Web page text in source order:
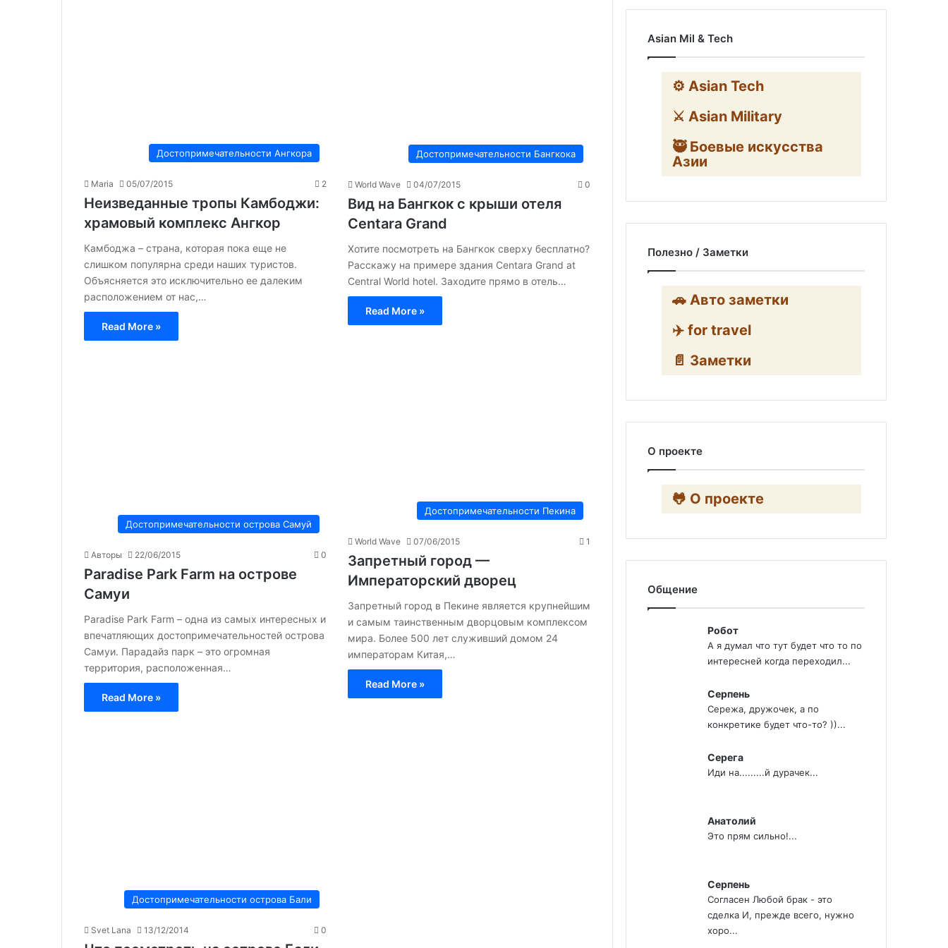
Достопримечательности Ангкора
Maria 05/07/2015 2
Неизведанные тропы Камбоджи:
храмовый комплекс Ангкор
Камбоджа – страна, которая пока еще не
слишком популярна среди наших туристов.
Объясняется это исключительно ее далеким
расположением от нас,…
Read More »
Достопримечательности Бангкока
World Wave 04/07/2015 0
Вид на Бангкок с крыши отеля
Centara Grand
Хотите посмотреть на Бангкок сверху бесплатно?
Расскажу на примере здания Centara Grand at
Central World hotel. Заходите прямо в отель…
Read More »
Достопримечательности острова Самуй
Авторы 22/06/2015 0
Paradise Park Farm на острове
Самуи
Paradise Park Farm – одна из самых интересных и
впечатляющих достопримечательностей острова
Самуи. Парадайз парк – это огромная
территория, расположенная…
Read More »
Достопримечательности Пекина
World Wave 07/06/2015 1
Запретный город —
Императорский дворец
Запретный город в Пекине является крупнейшим
и самым таинственным дворцовым комплексом
мира. Более 500 лет служивший домом 24
императорам Китая,…
Read More »
Достопримечательности острова Бали
Svet Lana 13/12/2014 0
Asian Mil & Tech
⚙️ Asian Tech
⚔️ Asian Military
🥷 Боевые искусства
Азии
Полезно / Заметки
🚗 Авто заметки
✈️ for travel
📄 Заметки
О проекте
🐸 О проекте
Общение
Робот
А я думал что тут будет что то по
интересней когда переходил...
Серпень
Сережа, дружочек, а по
конкретике будет что-то? ))...
Серега
Иди на.........й дурачек...
Анатолий
Это прям сильно!...
Серпень
Согласен Любой брак - это
сделка И, прежде всего, нужно
хоро...